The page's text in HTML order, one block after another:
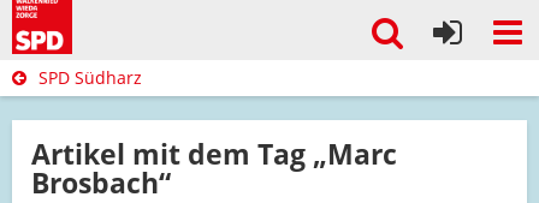
SPD Südharz
Artikel mit dem Tag „Marc
Brosbach“